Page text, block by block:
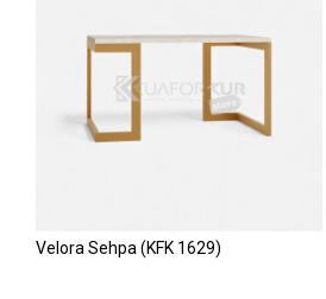
Velora Sehpa (KFK 1629)